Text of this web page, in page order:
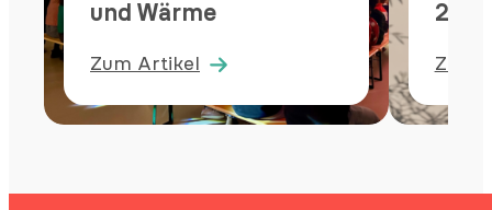
und Wärme
Zum Artikel
:
Ein
2025
Zum
:
Unser